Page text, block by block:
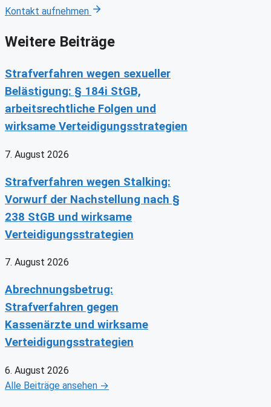
Kontakt aufnehmen
Weitere Beiträge
Strafverfahren wegen sexueller
Belästigung: § 184i StGB,
arbeitsrechtliche Folgen und
wirksame Verteidigungsstrategien
7. August 2026
Strafverfahren wegen Stalking:
Vorwurf der Nachstellung nach §
238 StGB und wirksame
Verteidigungsstrategien
7. August 2026
Abrechnungsbetrug:
Strafverfahren gegen
Kassenärzte und wirksame
Verteidigungsstrategien
6. August 2026
Alle Beiträge ansehen →